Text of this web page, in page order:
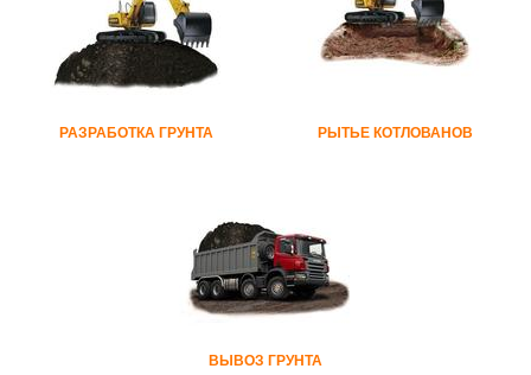
РАЗРАБОТКА ГРУНТА РЫТЬЕ КОТЛОВАНОВ
ВЫВОЗ ГРУНТА